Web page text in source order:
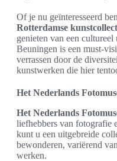
Of je nu geïnteresseerd
Rotterdamse
genieten van een
Beuningen is een must-
verrassen door de
kunstwerken die hier
Het Nederlands
Het Nederlands
liefhebbers van fotografie
kunt u een uitgebreide
bewonderen, variërend
werken.